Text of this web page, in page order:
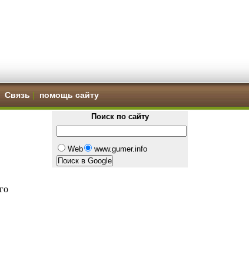
Связь | помощь сайту
Поиск по сайту
Web www.gumer.info